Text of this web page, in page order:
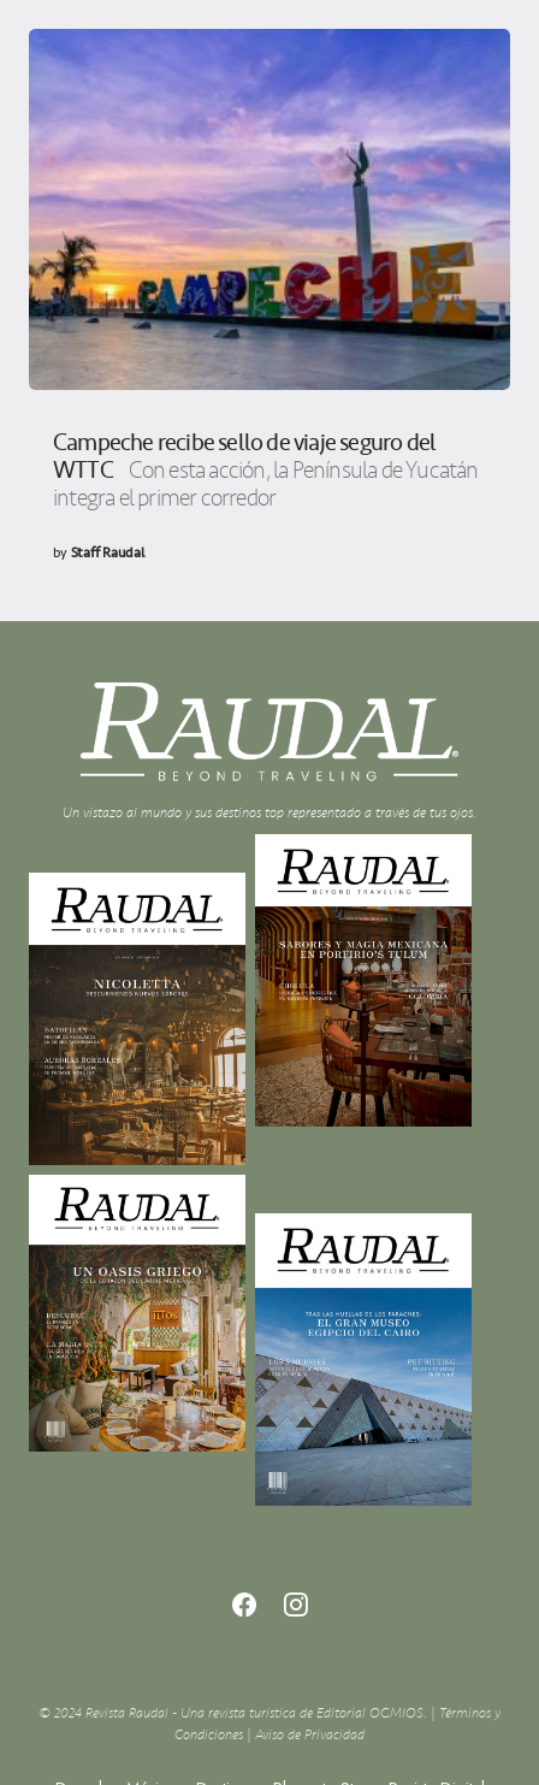
Campeche recibe sello de viaje seguro del
WTTC Con esta acción, la Península de Yucatán
integra el primer corredor
byStaff Raudal
Un vistazo al mundo y sus destinos top representado a través de tus ojos.
© 2024 Revista Raudal - Una revista turística de Editorial OGMIOS. | Términos y
Condiciones
Aviso de Privacidad